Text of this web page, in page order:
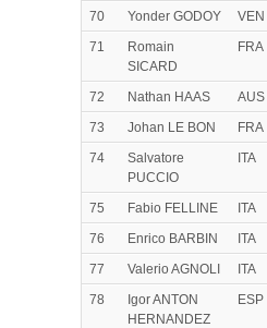
70 Yonder GODOY VEN
71
Romain
SICARD
FRA
72 Nathan HAAS AUS
73
Johan LE BON FRA
74
Salvatore
PUCCIO
ITA
75 Fabio FELLINE ITA
76
Enrico BARBIN ITA
77
Valerio AGNOLI ITA
78
Igor ANTON
HERNANDEZ
ESP